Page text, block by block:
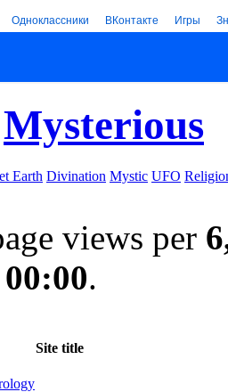
Одноклассники ВКонтакте Игры
Mysterious
Earth Divination Mystic UFO
views per
.
Site title